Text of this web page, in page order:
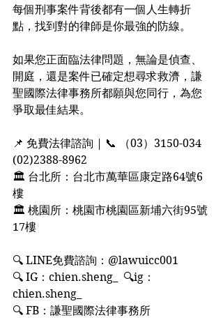
每個刑事案件背後都有一個人生轉折
點，找到對的律師是你最強的防線。
如果您正面臨法律問題，無論是偵查、
開庭，還是案件已確定想尋求救濟，謙
聖國際法律事務所都願與您同行，為您
爭取最佳結果。
📌 免費法律諮詢 | 📞 （03）3150-034
(02)2388-8962
🏛 台北所：台北市萬華區康定路64號6
樓
🏛 桃園所：桃園市桃園區新埔六街95號
17樓
🔍 LINE免費諮詢：@lawuicc001
🔍 IG：chien.sheng_  🔍ig：
chien.sheng_
🔍 FB：謙聖國際法律事務所